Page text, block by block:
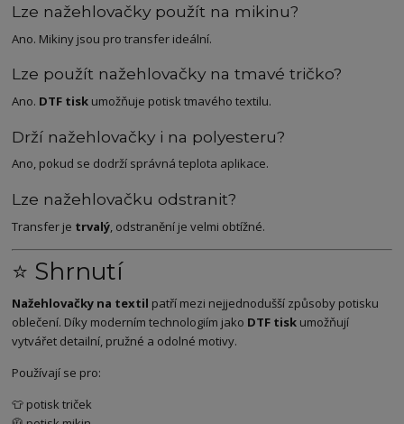
Lze nažehlovačky použít na mikinu?
Ano. Mikiny jsou pro transfer ideální.
Lze použít nažehlovačky na tmavé tričko?
Ano. DTF tisk umožňuje potisk tmavého textilu.
Drží nažehlovačky i na polyesteru?
Ano, pokud se dodrží správná teplota aplikace.
Lze nažehlovačku odstranit?
Transfer je trvalý , odstranění je velmi obtížné.
⭐ Shrnutí
Nažehlovačky na textil patří mezi nejjednodušší způsoby potisku
oblečení. Díky moderním technologiím jako DTF tisk umožňují
vytvářet detailní, pružné a odolné motivy.
Používají se pro:
👕 potisk triček